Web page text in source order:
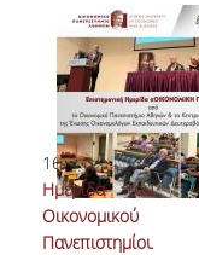
θητεία με
γνωστικό
αντικείμενο
«Λογιστική»
16-02-2026
Ημερίδα του
Οικονομικού
Πανεπιστημίου